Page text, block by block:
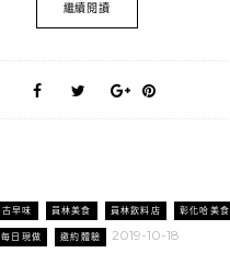
繼續閱讀
古早味 員林美食 員林飲料店 彰化哈美食
每日現做 邀約體驗 2019-10-18